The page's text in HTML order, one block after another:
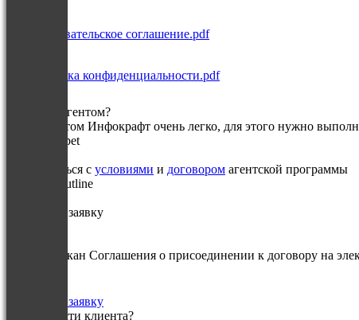
Пользовательское соглашение.pdf
Политика конфиденциальности.pdf
Как стать агентом?
Стать агентом Инфокрафт очень легко, для этого нужно
Ознакомиться с условиями и договором агентской программы
Отправить заявку
Прислать скан Соглашения о присоединении к договору на
Отправить заявку
Как привести клиента?